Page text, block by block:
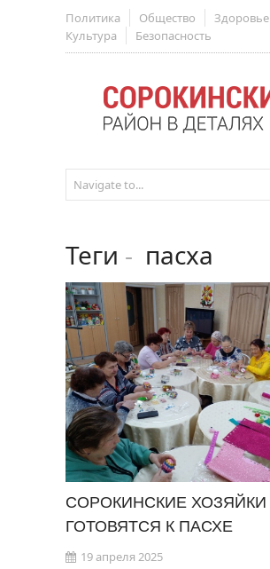
Политика Общество
Здоровье
Культура
Безопасность
Теги - пасха
СОРОКИНСКИЕ ХОЗЯЙКИ
ГОТОВЯТСЯ К ПАСХЕ
19 апреля 2025